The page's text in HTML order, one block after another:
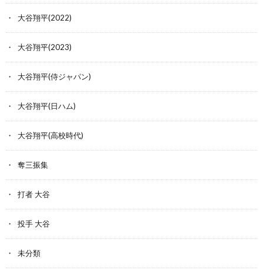
大谷翔平(2022)
大谷翔平(2023)
大谷翔平(侍ジャパン)
大谷翔平(日ハム)
大谷翔平(高校時代)
奪三振集
打者 大谷
投手 大谷
未分類